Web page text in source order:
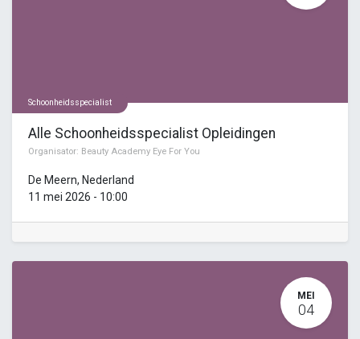
Schoonheidsspecialist
Alle Schoonheidsspecialist Opleidingen
Organisator: Beauty Academy Eye For You
De Meern, Nederland
11 mei 2026 - 10:00
MEI
04